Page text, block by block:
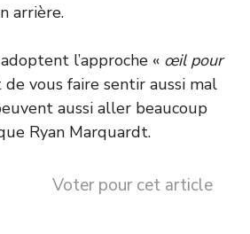
arrière.
l’approche « œil pour
vous faire sentir aussi mal
aussi aller beaucoup
Ryan Marquardt.
Voter pour cet article